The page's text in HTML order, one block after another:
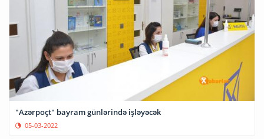
"Azərpoçt" bayram günlərində işləyəcək
05-03-2022